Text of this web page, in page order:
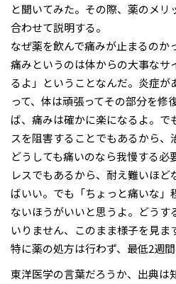
と聞いてみた。その際、薬のメ
合わせて説明する。
なぜ薬を飲んで痛みが止まるのか
痛みというのは体からの大事なサ
るよ」ということなんだ。炎症が
って、体は頑張ってその部分を修
ば、痛みは確かに楽になるよ。で
スを阻害することでもあるから、
どうしても痛いのなら我慢する必
レスでもあるから、耐え難いほ
ばいい。でも「ちょっと痛いな」
ないほうがいいと思うよ。どうす
いりません、このまま様子を見ま
特に薬の処方は行わず、最低2週
東洋医学の言葉だろうか、出典は